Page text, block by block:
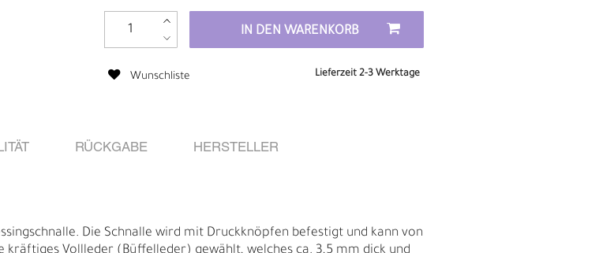
IN DEN WARENKORB
Wunschliste Lieferzeit 2-3 Werktage
RÜCKGABE HERSTELLER
Die Schnalle wird mit Druckknöpfen befestigt und kann von